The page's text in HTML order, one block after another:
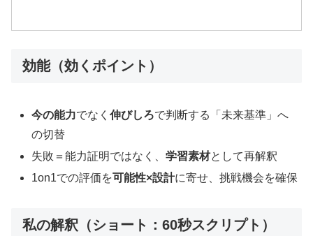
効能（効くポイント）
今の能力でなく伸びしろで判断する「未来基準」へ
の切替
失敗＝能力証明ではなく、学習素材として再解釈
1on1での評価を可能性×設計に寄せ、挑戦機会を確保
私の解釈（ショート：60秒スクリプト）